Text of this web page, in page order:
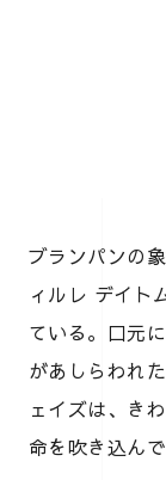
ブランパンの
ィルレ デイト
ている。口元
があしらわれ
ェイズは、き
命を吹き込んで